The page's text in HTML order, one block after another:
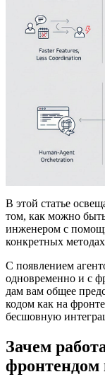
В этой статье
том, как можно
инженером с
конкретных
С появлением
одновременно и с
дам вам общее
кодом как на
бесшовную
Зачем
фронтендом